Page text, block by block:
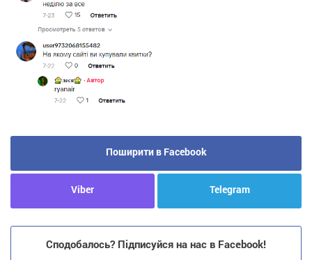
Поширити в Facebook
Viber Telegram
Сподобалось? Підписуйся на нас в Facebook!